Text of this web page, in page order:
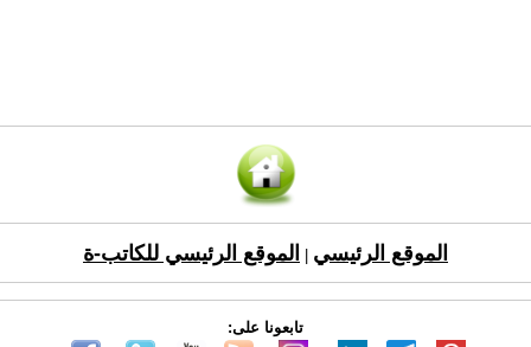
الموقع الرئيسي الموقع الرئيسي للكاتب-ة
تابعونا على: